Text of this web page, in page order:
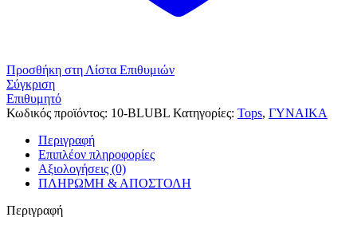
Προσθήκη στη Λίστα Επιθυμιών
Σύγκριση
Επιθυμητό
Κωδικός προϊόντος: 10-BLUBL Κατηγορίες: Tops, ΓΥΝΑΙΚΑ
Περιγραφή
Επιπλέον πληροφορίες
Αξιολογήσεις (0)
ΠΛΗΡΩΜΗ & ΑΠΟΣΤΟΛΗ
Περιγραφή